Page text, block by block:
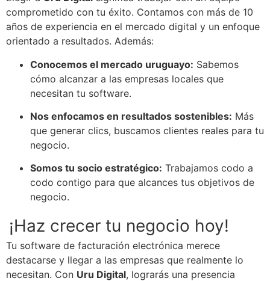
comprometido con tu éxito. Contamos con más de 10
años de experiencia en el mercado digital y un enfoque
orientado a resultados. Además:
Conocemos el mercado uruguayo: Sabemos
cómo alcanzar a las empresas locales que
necesitan tu software.
Nos enfocamos en resultados sostenibles: Más
que generar clics, buscamos clientes reales para tu
negocio.
Somos tu socio estratégico: Trabajamos codo a
codo contigo para que alcances tus objetivos de
negocio.
¡Haz crecer tu negocio hoy!
Tu software de facturación electrónica merece
destacarse y llegar a las empresas que realmente lo
necesitan. Con Uru Digital, lograrás una presencia